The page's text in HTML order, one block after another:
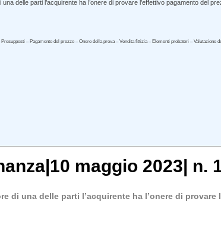
delle parti l’acquirente ha l’onere di provare l’effettivo pagamento del
– Pagamento del prezzo – Onere della prova – Vendita fittizia – Elementi probatori –
|10 maggio 2023| n.
di una delle parti l’acquirente ha l’onere di provare